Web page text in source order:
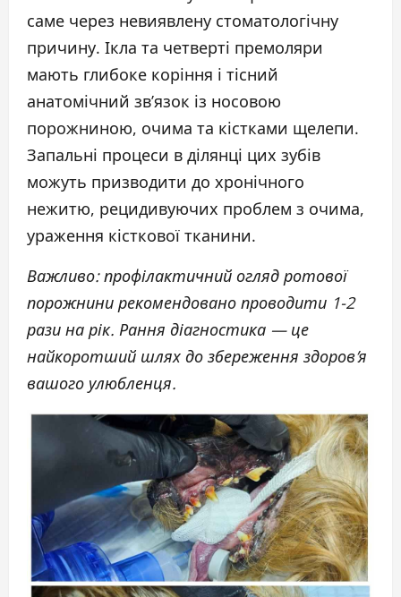
саме через невиявлену стоматологічну
причину. Ікла та четверті премоляри
мають глибоке коріння і тісний
анатомічний зв’язок із носовою
порожниною, очима та кістками щелепи.
Запальні процеси в ділянці цих зубів
можуть призводити до хронічного
нежитю, рецидивуючих проблем з очима,
ураження кісткової тканини.
Важливо: профілактичний огляд ротової
порожнини рекомендовано проводити 1-2
рази на рік. Рання діагностика — це
найкоротший шлях до збереження здоров’я
вашого улюбленця.